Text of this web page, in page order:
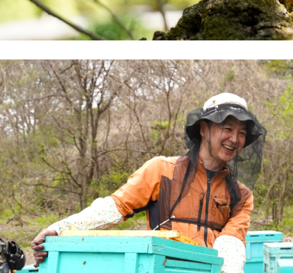
Single Origin Pure Honey
シングルオリジンハニ
ーとは